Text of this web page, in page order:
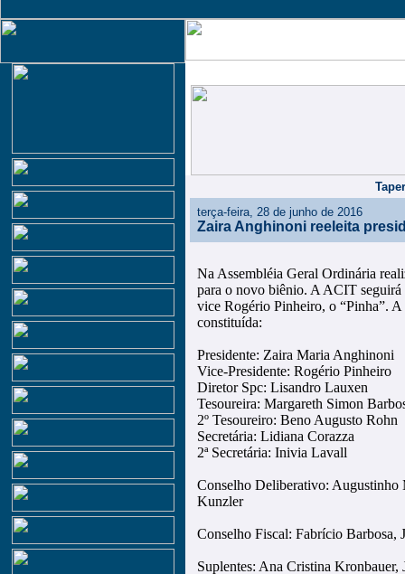
terça-feira, 28 de junho de 2016
Zaira Anghinoni reeleita
Na Assembléia Geral Ordinária
para o novo biênio. A ACIT
vice Rogério Pinheiro, o “Pinha”.
constituída:
Presidente: Zaira Maria Anghinoni
Vice-Presidente: Rogério Pinheiro
Diretor Spc: Lisandro Lauxen
Tesoureira: Margareth Simon
2º Tesoureiro: Beno Augusto Rohn
Secretária: Lidiana Corazza
2ª Secretária: Inivia Lavall
Conselho Deliberativo: Augustinho
Kunzler
Conselho Fiscal: Fabrício Barbosa,
Suplentes: Ana Cristina